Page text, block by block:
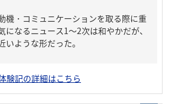
機・コミュニケーションを取る際に重
になるニュース1～2次は和やかだが、
ような形だった。
験記の詳細はこちら